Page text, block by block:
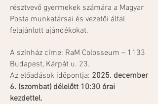
résztvevő gyermekek számára a Magyar
Posta munkatársai és vezetői által
felajánlott ajándékokat.
A színház címe: RaM Colosseum – 1133
Budapest, Kárpát u. 23.
Az előadások időpontja: 2025. december
6. (szombat) délelőtt 10:30 órai
kezdettel.